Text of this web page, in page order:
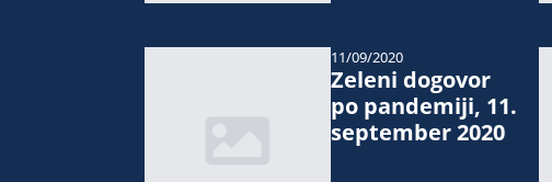
Zeleni dogovor
po pandemiji, 11.
september 2020
11/09/2020